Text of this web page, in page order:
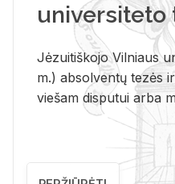
universiteto
Jėzuitiškojo Vilniaus
m.) absolventų tezės
viešam disputui arba